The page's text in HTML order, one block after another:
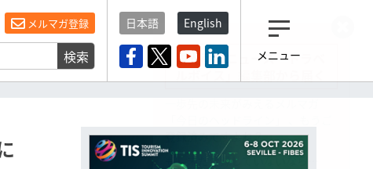
メルマガ登録
検索
日本語 English
メニュー
観光産業ニュース「トラベ
登録済みですよね？
もし未だ登録していないなら…